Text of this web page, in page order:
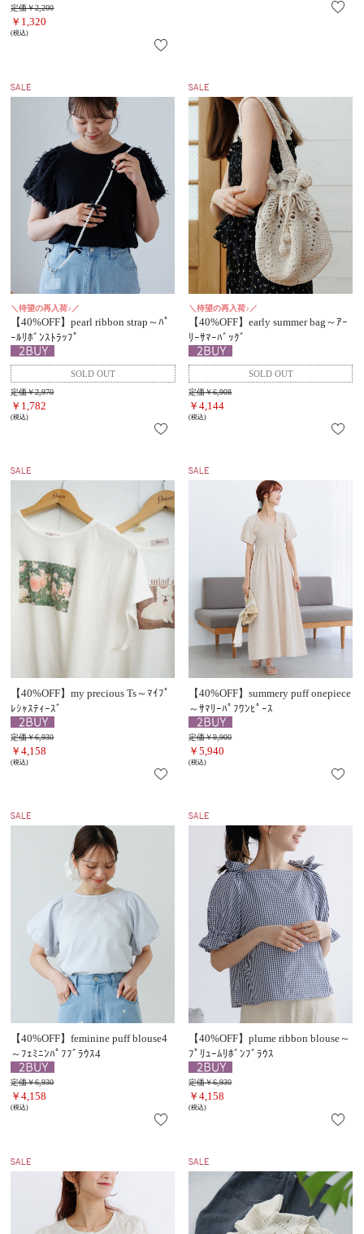
定価￥2,200
￥1,320
(税込)
＼待望の再入荷♪／
【40%OFF】pearl ribbon strap～ﾊﾟ
ｰﾙﾘﾎﾞﾝｽﾄﾗｯﾌﾟ
定価￥2,970
￥1,782
(税込)
＼待望の再入荷♪／
【40%OFF】early summer bag～ｱｰ
ﾘｰｻﾏｰﾊﾞｯｸﾞ
定価￥6,908
￥4,144
(税込)
【40%OFF】my precious Ts～ﾏｲﾌﾟ
ﾚｼｬｽﾃｨｰｽﾞ
定価￥6,930
￥4,158
(税込)
【40%OFF】summery puff onepiece
～ｻﾏﾘｰﾊﾟﾌﾜﾝﾋﾟｰｽ
定価￥9,900
￥5,940
(税込)
【40%OFF】feminine puff blouse4
～ﾌｪﾐﾆﾝﾊﾟﾌﾌﾞﾗｳｽ4
定価￥6,930
￥4,158
(税込)
【40%OFF】plume ribbon blouse～
ﾌﾟﾘｭｰﾑﾘﾎﾞﾝﾌﾞﾗｳｽ
定価￥6,930
￥4,158
(税込)